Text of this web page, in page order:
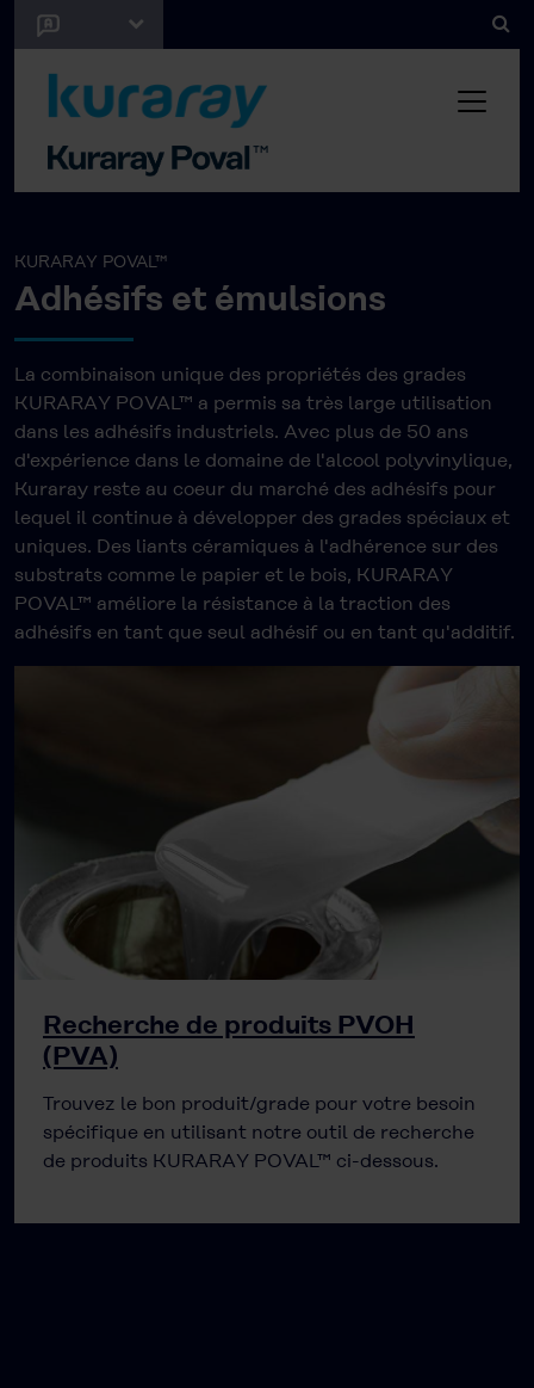
KURARAY POVAL™
Adhésifs et émulsions
La combinaison unique des propriétés des grades
KURARAY POVAL™ a permis sa très large utilisation
dans les adhésifs industriels. Avec plus de 50 ans
d'expérience dans le domaine de l'alcool polyvinylique,
Kuraray reste au coeur du marché des adhésifs pour
lequel il continue à développer des grades spéciaux et
uniques. Des liants céramiques à l'adhérence sur des
substrats comme le papier et le bois, KURARAY
POVAL™ améliore la résistance à la traction des
adhésifs en tant que seul adhésif ou en tant qu'additif.
Recherche de produits PVOH
(PVA)
Trouvez le bon produit/grade pour votre besoin
spécifique en utilisant notre outil de recherche
de produits KURARAY POVAL™ ci-dessous.